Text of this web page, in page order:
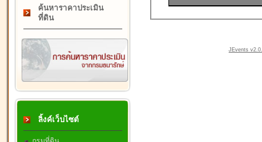
ค้นหาราคาประเมิน
ที่ดิน
ลิ้งค์เว็บไซต์
JEvents